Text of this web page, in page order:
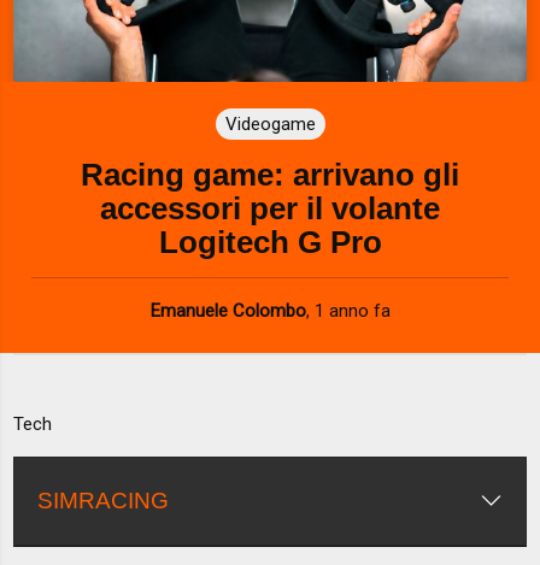
Videogame
Racing game: arrivano gli
accessori per il volante
Logitech G Pro
Emanuele Colombo, 1 anno fa
Tech
SIMRACING